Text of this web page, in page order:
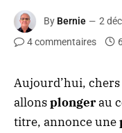
By Bernie 2
4 commentaires
Aujourd’hui,
allonsplongerau
titre, annonce une